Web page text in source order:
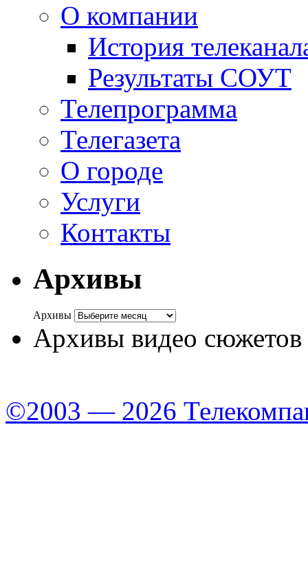
О компании
История
Результаты СОУТ
Телепрограмма
Телегазета
О городе
Услуги
Контакты
Архивы
Архивы
Архивы видео
©2003 — 2026